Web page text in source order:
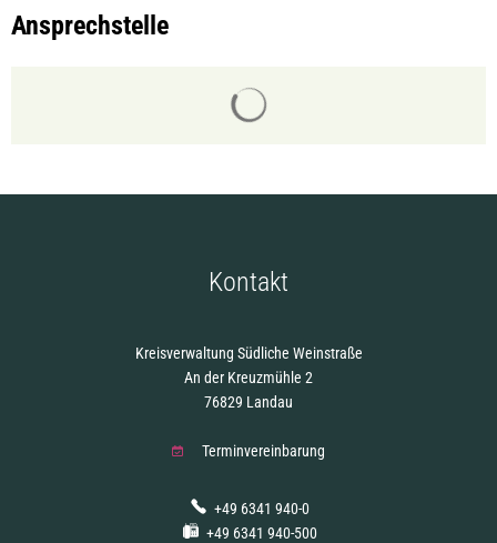
Ansprechstelle
Kontakt
Kreisverwaltung Südliche Weinstraße
An der Kreuzmühle 2
76829 Landau
Terminvereinbarung
+49 6341 940-0
+49 6341 940-500